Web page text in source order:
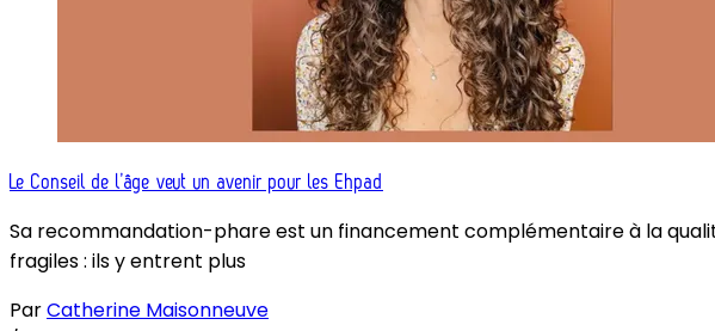
Le Conseil de l’âge veut un avenir pour les Ehpad
Sa recommandation-phare est un financement complémentaire à la
fragiles : ils y entrent plus
ParCatherine Maisonneuve